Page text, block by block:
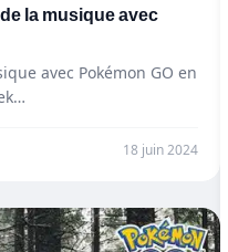
la musique avec
avec Pokémon GO en
18 juin 2024